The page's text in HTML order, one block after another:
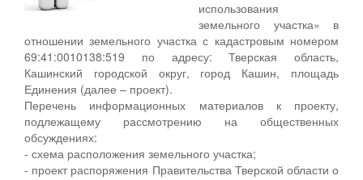
использования
земельного участка» в
отношении земельного участка с кадастровым номером
69:41:0010138:519 по адресу: Тверская область,
Кашинский городской округ, город Кашин, площадь
Единения (далее – проект).
Перечень информационных материалов к проекту,
подлежащему рассмотрению на общественных
обсуждениях:
- схема расположения земельного участка;
- проект распоряжения Правительства Тверской области о